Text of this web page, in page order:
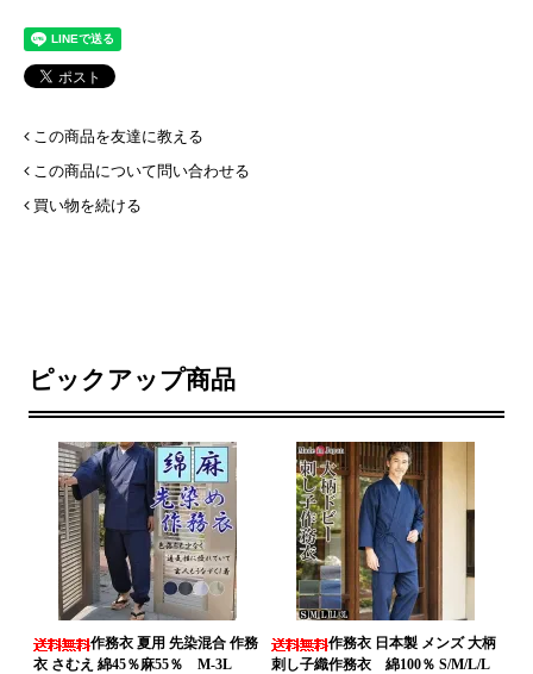
この商品を友達に教える
この商品について問い合わせる
買い物を続ける
ピックアップ商品
作務衣 夏用 先染混合 作務
衣 さむえ 綿45％麻55％ M-3L
作務衣 日本製 メンズ 大柄
刺し子織作務衣 綿100％ S/M/L/L